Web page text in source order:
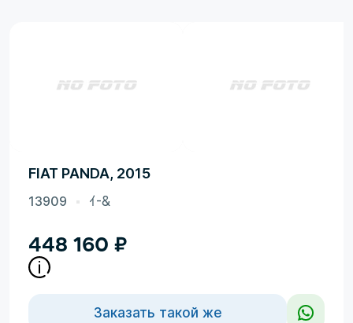
FIAT PANDA, 2015
13909 ｲ-&
448 160 ₽
Заказать такой же